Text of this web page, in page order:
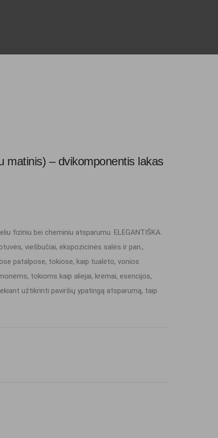
– dvikomponentis lakas
fiziniu bei cheminiu atsparumu. ELEGANTIŠKA.
viešbučiai, ekspozicinės salės ir pan.,
patalpose, tokiose, kaip tualeto, vonios
tokioms kaip aliejai, kremai, esencijos,
užtikrinti paviršių ypatingą atsparumą, taip